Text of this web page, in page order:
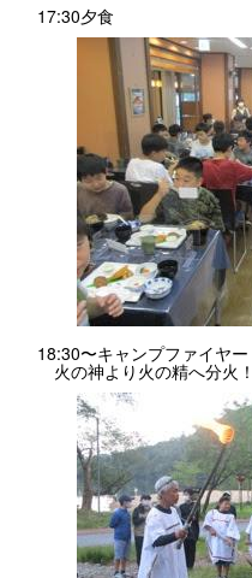
17:30夕食
18:30〜キャンプファイヤー
火の神より火の精へ分火！